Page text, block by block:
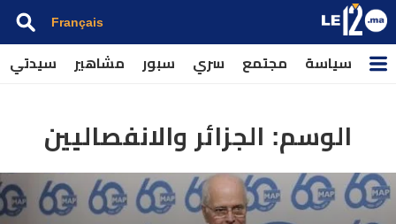
Français
سياسة مجتمع سري سبور مشاهير سيدتي
الوسم: الجزائر والانفصاليين